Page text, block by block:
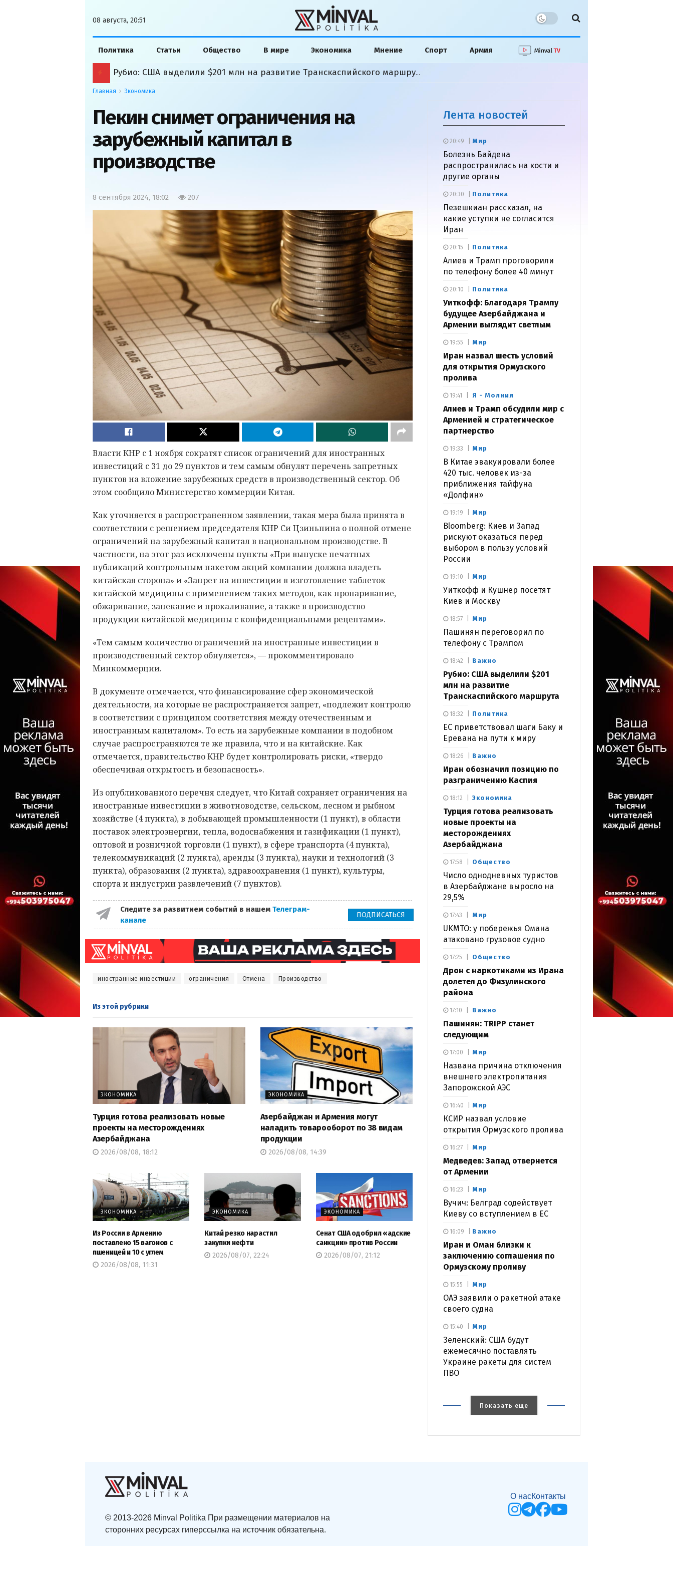
08 августа, 20:51
Политика Статьи Общество В мире Экономика Мнение Спорт Армия
Рубио: США выделили $201 млн на развитие Транскаспийского маршрута
Главная Экономика
Пекин снимет ограничения на
зарубежный капитал в
производстве
8 сентября 2024, 18:02 207
Власти КНР с 1 ноября сократят список ограничений для иностранных
инвестиций с 31 до 29 пунктов и тем самым обнулят перечень запретных
пунктов на вложение зарубежных средств в производственный сектор. Об
этом сообщило Министерство коммерции Китая.
Как уточняется в распространенном заявлении, такая мера была принята в
соответствии с решением председателя КНР Си Цзиньпина о полной отмене
ограничений на зарубежный капитал в национальном производстве. В
частности, на этот раз исключены пункты «При выпуске печатных
публикаций контрольным пакетом акций компании должна владеть
китайская сторона» и «Запрет на инвестиции в изготовление таблеток
китайской медицины с применением таких методов, как пропаривание,
обжаривание, запекание и прокаливание, а также в производство
продукции китайской медицины с конфиденциальными рецептами».
«Тем самым количество ограничений на иностранные инвестиции в
производственный сектор обнуляется», — прокомментировало
Минкоммерции.
В документе отмечается, что финансирование сфер экономической
деятельности, на которые не распространяется запрет, «подлежит контролю
в соответствии с принципом соответствия между отечественным и
иностранным капиталом». То есть на зарубежные компании в подобном
случае распространяются те же правила, что и на китайские. Как
отмечается, правительство КНР будет контролировать риски, «твердо
обеспечивая открытость и безопасность».
Из опубликованного перечня следует, что Китай сохраняет ограничения на
иностранные инвестиции в животноводстве, сельском, лесном и рыбном
хозяйстве (4 пункта), в добывающей промышленности (1 пункт), в области
поставок электроэнергии, тепла, водоснабжения и газификации (1 пункт),
оптовой и розничной торговли (1 пункт), в сфере транспорта (4 пункта),
телекоммуникаций (2 пункта), аренды (3 пункта), науки и технологий (3
пункта), образования (2 пункта), здравоохранения (1 пункт), культуры,
спорта и индустрии развлечений (7 пунктов).
Следите за развитием событий в нашем Телеграм-
канале
ПОДПИСАТЬСЯ
иностранные инвестиции ограничения Отмена Производство
Из этой рубрики
ЭКОНОМИКА
Турция готова реализовать новые
проекты на месторождениях
Азербайджана
2026/08/08, 18:12
ЭКОНОМИКА
Азербайджан и Армения могут
наладить товарооборот по 38 видам
продукции
2026/08/08, 14:39
ЭКОНОМИКА
Из России в Армению
поставлено 15 вагонов с
пшеницей и 10 с углем
2026/08/08, 11:31
ЭКОНОМИКА
Китай резко нарастил
закупки нефти
2026/08/07, 22:24
ЭКОНОМИКА
Сенат США одобрил «адские
санкции» против России
2026/08/07, 21:12
Лента новостей
Мир
Болезнь Байдена
распространилась на кости и
другие органы
20:49
Политика
Пезешкиан рассказал, на
какие уступки не согласится
Иран
20:30
Политика
Алиев и Трамп проговорили
по телефону более 40 минут
20:15
Политика
Уиткофф: Благодаря Трампу
будущее Азербайджана и
Армении выглядит светлым
20:10
Мир
Иран назвал шесть условий
для открытия Ормузского
пролива
19:55
Я - Молния
Алиев и Трамп обсудили мир с
Арменией и стратегическое
партнерство
19:41
Мир
В Китае эвакуировали более
420 тыс. человек из-за
приближения тайфуна
«Долфин»
19:33
Мир
Bloomberg: Киев и Запад
рискуют оказаться перед
выбором в пользу условий
России
19:19
Мир
Уиткофф и Кушнер посетят
Киев и Москву
19:10
Мир
Пашинян переговорил по
телефону с Трампом
18:57
Важно
Рубио: США выделили $201
млн на развитие
Транскаспийского маршрута
18:42
Политика
ЕС приветствовал шаги Баку и
Еревана на пути к миру
18:32
Важно
Иран обозначил позицию по
разграничению Каспия
18:26
Экономика
Турция готова реализовать
новые проекты на
месторождениях
Азербайджана
18:12
Общество
Число однодневных туристов
в Азербайджане выросло на
29,5%
17:58
Мир
UKMTO: у побережья Омана
атаковано грузовое судно
17:43
Общество
Дрон с наркотиками из Ирана
долетел до Физулинского
района
17:25
Важно
Пашинян: TRIPP станет
следующим
17:10
Мир
Названа причина отключения
внешнего электропитания
Запорожской АЭС
17:00
Мир
КСИР назвал условие
открытия Ормузского пролива
16:40
Мир
Медведев: Запад отвернется
от Армении
16:27
Мир
Вучич: Белград содействует
Киеву со вступлением в ЕС
16:23
Важно
Иран и Оман близки к
заключению соглашения по
Ормузскому проливу
16:09
Мир
ОАЭ заявили о ракетной атаке
своего судна
15:55
Мир
Зеленский: США будут
ежемесячно поставлять
Украине ракеты для систем
ПВО
15:40
Показать еще
© 2013-2026 Minval Politika При размещении материалов на
сторонних ресурсах гиперссылка на источник обязательна.
О насКонтакты